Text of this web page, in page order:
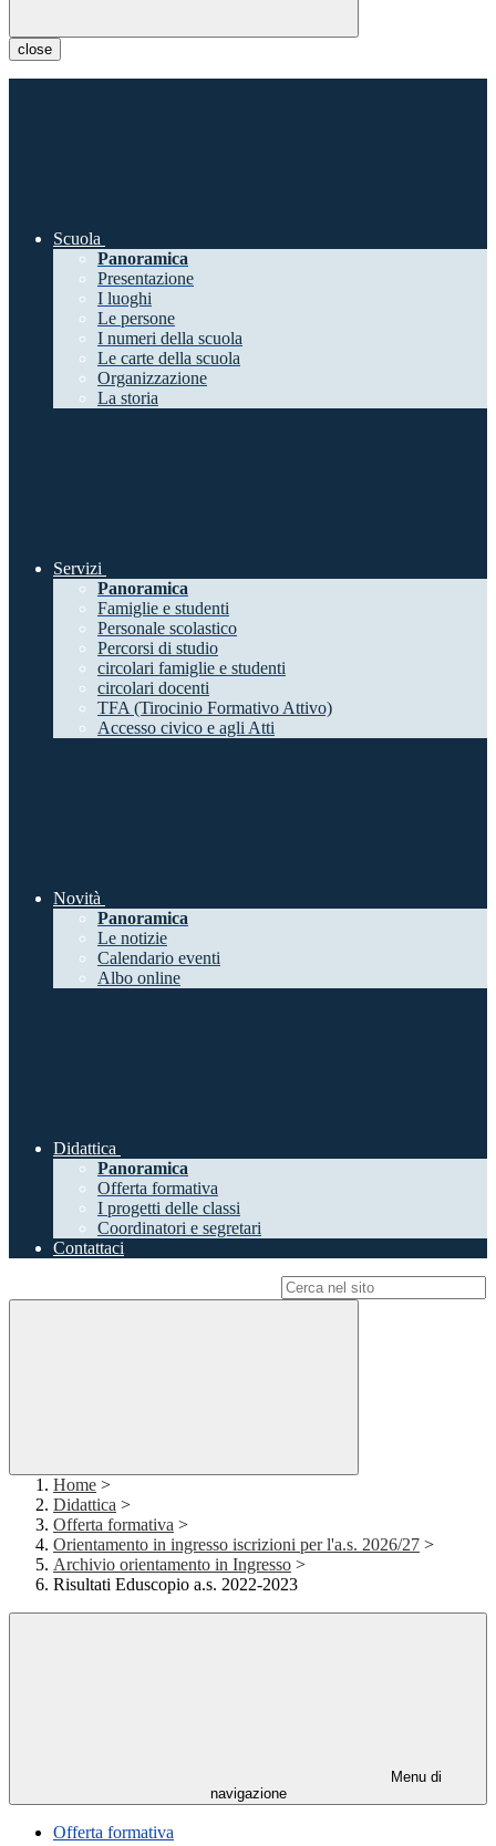
close
Scuola
Panoramica
Presentazione
I luoghi
Le persone
I numeri della scuola
Le carte della scuola
Organizzazione
La storia
Servizi
Panoramica
Famiglie e studenti
Personale scolastico
Percorsi di studio
circolari famiglie e studenti
circolari docenti
TFA (Tirocinio Formativo Attivo)
Accesso civico e agli Atti
Novità
Panoramica
Le notizie
Calendario eventi
Albo online
Didattica
Panoramica
Offerta formativa
I progetti delle classi
Coordinatori e segretari
Contattaci
Home >
Didattica >
Offerta formativa >
Orientamento in ingresso iscrizioni per l'a.s. 2026/27 >
Archivio orientamento in Ingresso >
Risultati Eduscopio a.s. 2022-2023
Menu di
navigazione
Offerta formativa